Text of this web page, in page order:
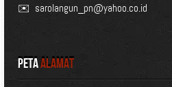
✉️ sarolangun_pn@yahoo.co.id
PetaAlamat